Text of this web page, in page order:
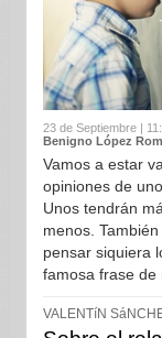
23 de Septiembre |
Benigno López
Vamos a estar
opiniones de
Unos tendrán
menos.
pensar siquiera
famosa frase de
VALENTíN